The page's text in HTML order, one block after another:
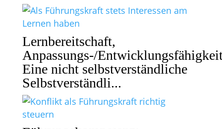
Lernbereitschaft,
Anpassungs-/
Eine nicht selbstverständliche
Selbstverständli...